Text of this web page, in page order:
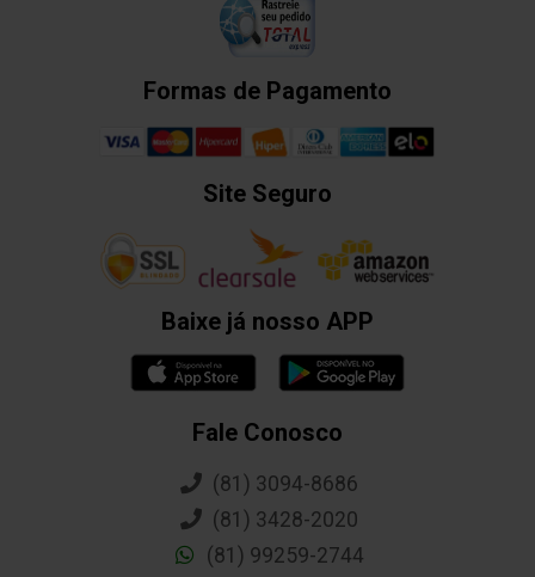
Formas de Pagamento
Site Seguro
Baixe já nosso APP
Fale Conosco
(81) 3094-8686
(81) 3428-2020
(81) 99259-2744